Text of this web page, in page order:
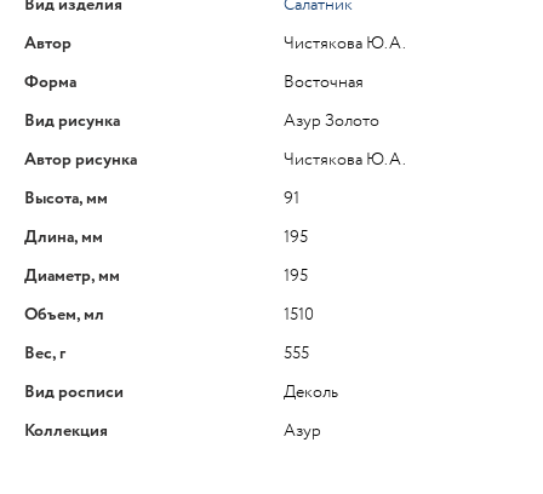
Автор
Чистякова Ю.А.
Форма
Восточная
Вид рисунка
Азур Золото
Автор рисунка
Чистякова Ю.А.
Высота, мм
91
Длина, мм
195
Диаметр, мм
195
Объем, мл
1510
Вес, г
555
Вид росписи
Деколь
Коллекция
Азур